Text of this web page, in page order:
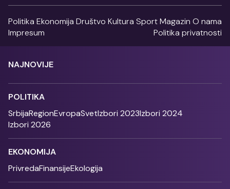
Politika Ekonomija Društvo Kultura SportMagazin O nama
Impresum
Politika privatnosti
NAJNOVIJE
POLITIKA
SrbijaRegionEvropaSvetIzbori 2023Izbori 2024
Izbori 2026
EKONOMIJA
PrivredaFinansijeEkologija